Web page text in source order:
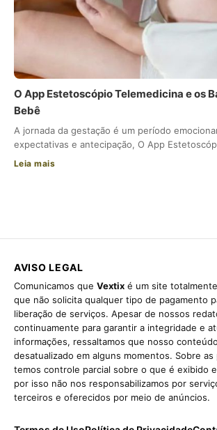
O App Estetoscópio Telemedicina e os
Bebê
A jornada da gestação é um período
expectativas e antecipação, O App
Leia mais
AVISO LEGAL
Comunicamos que Vextix é um site
que não solicita qualquer tipo de pagamento
liberação de serviços. Apesar de nossos
continuamente para garantir a integridade e
informações, ressaltamos que nosso
desatualizado em alguns momentos. Sobre as
temos controle parcial sobre o que é exibido
por isso não nos responsabilizamos por
terceiros e oferecidos por meio de anúncios.